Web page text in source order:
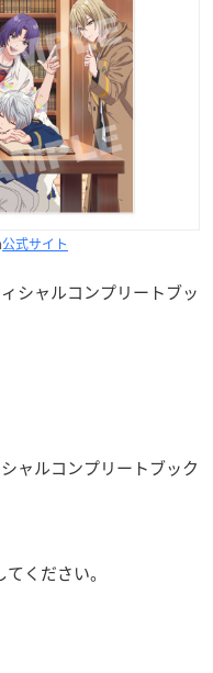
公式サイト
シャルコンプリートブッ
ャルコンプリートブック
ください。